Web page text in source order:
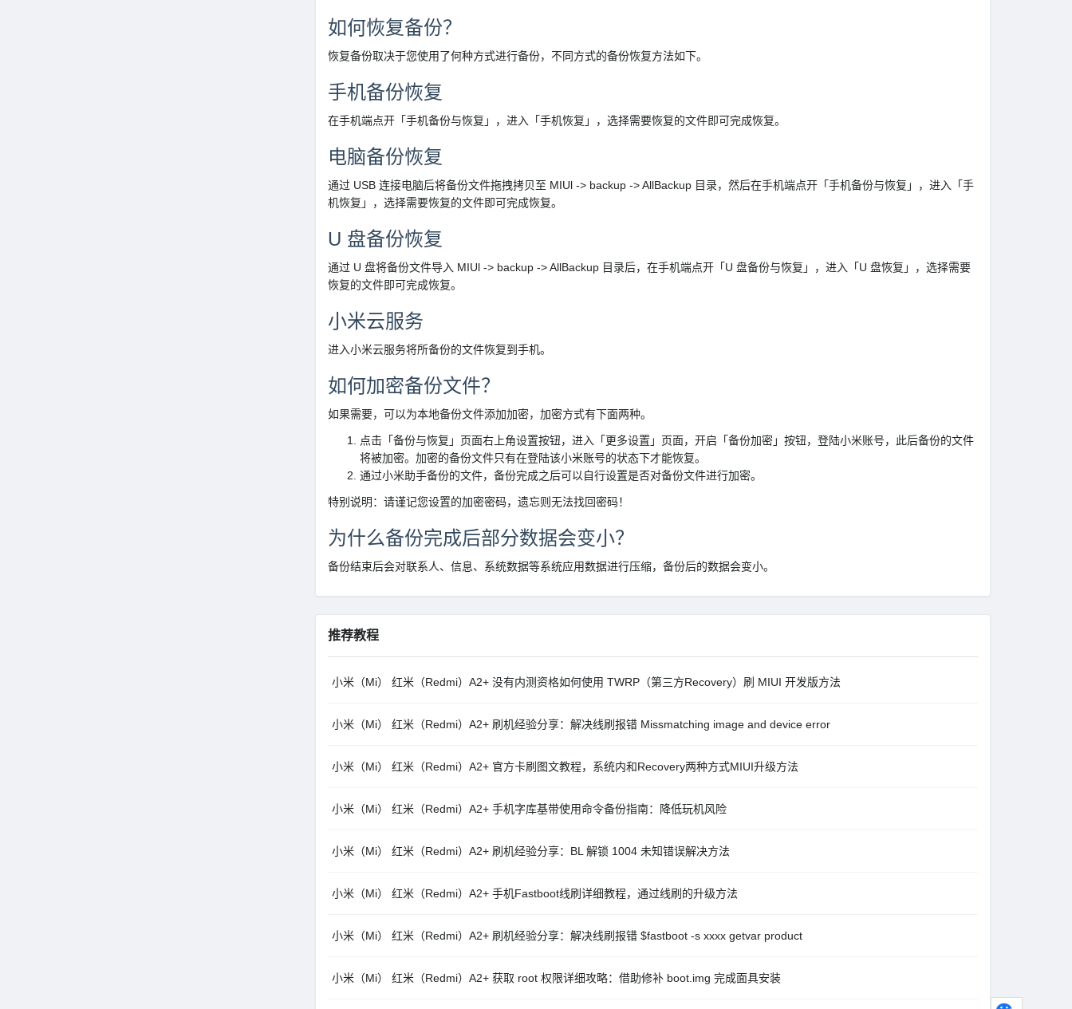
如何恢复备份？
恢复备份取决于您使用了何种方式进行备份，不同方式的备份恢复方法如下。
手机备份恢复
在手机端点开「手机备份与恢复」，进入「手机恢复」，选择需要恢复的文件即可完成恢复。
电脑备份恢复
通过 USB 连接电脑后将备份文件拖拽拷贝至 MIUl -> backup -> AllBackup 目录，然后在手机端点开「手机备份与恢复」，进入「手
机恢复」，选择需要恢复的文件即可完成恢复。
U 盘备份恢复
通过 U 盘将备份文件导入 MIUl -> backup -> AllBackup 目录后，在手机端点开「U 盘备份与恢复」，进入「U 盘恢复」，选择需要
恢复的文件即可完成恢复。
小米云服务
进入小米云服务将所备份的文件恢复到手机。
如何加密备份文件？
如果需要，可以为本地备份文件添加加密，加密方式有下面两种。
点击「备份与恢复」页面右上角设置按钮，进入「更多设置」页面，开启「备份加密」按钮，登陆小米账号，此后备份的文件
将被加密。加密的备份文件只有在登陆该小米账号的状态下才能恢复。
通过小米助手备份的文件，备份完成之后可以自行设置是否对备份文件进行加密。
特别说明：请谨记您设置的加密密码，遗忘则无法找回密码！
为什么备份完成后部分数据会变小？
备份结束后会对联系人、信息、系统数据等系统应用数据进行压缩，备份后的数据会变小。
推荐教程
小米（Mi） 红米（Redmi）A2+ 没有内测资格如何使用 TWRP（第三方Recovery）刷 MIUI 开发版方法
小米（Mi） 红米（Redmi）A2+ 刷机经验分享：解决线刷报错 Missmatching image and device error
小米（Mi） 红米（Redmi）A2+ 官方卡刷图文教程，系统内和Recovery两种方式MIUI升级方法
小米（Mi） 红米（Redmi）A2+ 手机字库基带使用命令备份指南：降低玩机风险
小米（Mi） 红米（Redmi）A2+ 刷机经验分享：BL 解锁 1004 未知错误解决方法
小米（Mi） 红米（Redmi）A2+ 手机Fastboot线刷详细教程，通过线刷的升级方法
小米（Mi） 红米（Redmi）A2+ 刷机经验分享：解决线刷报错 $fastboot -s xxxx getvar product
小米（Mi） 红米（Redmi）A2+ 获取 root 权限详细攻略：借助修补 boot.img 完成面具安装